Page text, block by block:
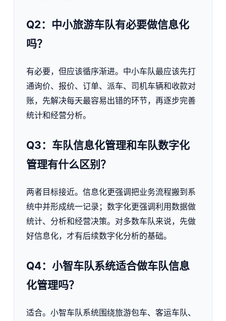
Q2：中小旅游车队有必要做信息化
吗？
有必要，但应该循序渐进。中小车队最应该先打
通询价、报价、订单、派车、司机车辆和收款对
账，先解决每天最容易出错的环节，再逐步完善
统计和经营分析。
Q3：车队信息化管理和车队数字化
管理有什么区别？
两者目标接近。信息化更强调把业务流程搬到系
统中并形成统一记录；数字化更强调利用数据做
统计、分析和经营决策。对多数车队来说，先做
好信息化，才有后续数字化分析的基础。
Q4：小智车队系统适合做车队信息
化管理吗？
适合。小智车队系统围绕旅游包车、客运车队、